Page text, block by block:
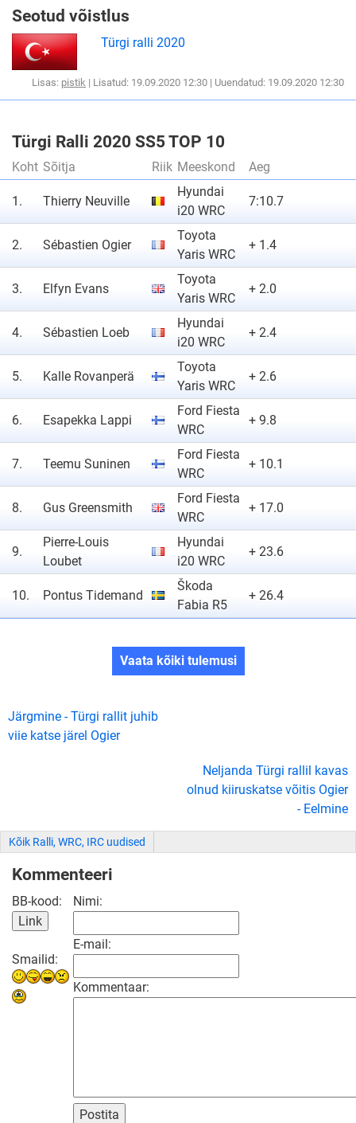
Seotud võistlus
Türgi ralli 2020
Lisas: pistik | Lisatud: 19.09.2020 12:30 | Uuendatud: 19.09.2020 12:30
Türgi Ralli 2020 SS5 TOP 10
Koht Sõitja Riik Meeskond Aeg
1. Thierry Neuville
Hyundai
i20 WRC
7:10.7
2. Sébastien Ogier
Toyota
Yaris WRC
+ 1.4
3. Elfyn Evans
Toyota
Yaris WRC
+ 2.0
4. Sébastien Loeb
Hyundai
i20 WRC
+ 2.4
5. Kalle Rovanperä
Toyota
Yaris WRC
+ 2.6
6. Esapekka Lappi
Ford Fiesta
WRC
+ 9.8
7. Teemu Suninen
Ford Fiesta
WRC
+ 10.1
8. Gus Greensmith
Ford Fiesta
WRC
+ 17.0
9.
Pierre-Louis
Loubet
Hyundai
i20 WRC
+ 23.6
10. Pontus Tidemand
Škoda
Fabia R5
+ 26.4
Vaata kõiki tulemusi
Järgmine - Türgi rallit juhib
viie katse järel Ogier
Neljanda Türgi rallil kavas
olnud kiiruskatse võitis Ogier
- Eelmine
Kõik Ralli, WRC, IRC uudised
Kommenteeri
BB-kood:
Smailid:
Nimi:
E-mail:
Kommentaar:
Postita